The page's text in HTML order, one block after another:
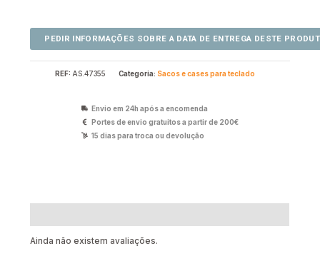
REF: AS.47355 Categoria: Sacos e cases para teclado
Envio em 24h após a encomenda
Portes de envio gratuitos a partir de 200€
15 dias para troca ou devolução
Ainda não existem avaliações.